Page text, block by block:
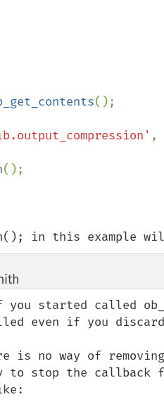
();
,
();
in this example
you started called
even if you discard
is no way of
to stop the callback